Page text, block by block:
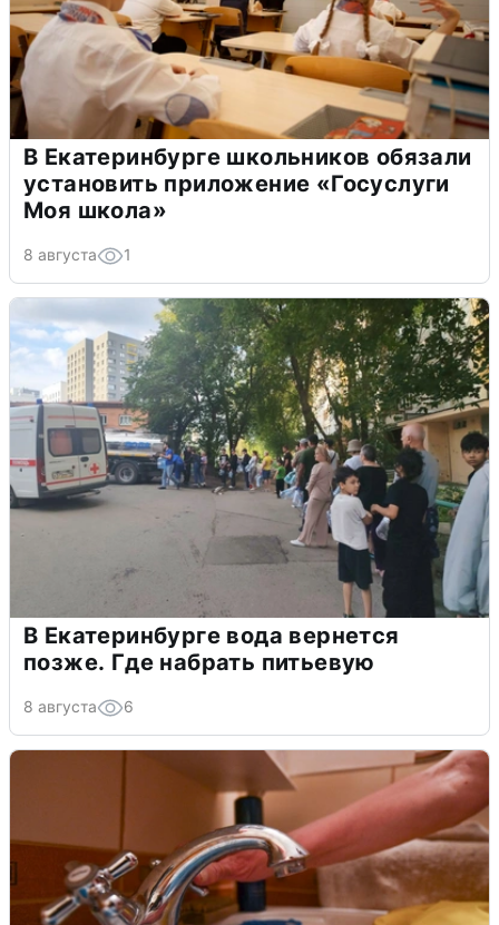
В Екатеринбурге школьников обязали
установить приложение «Госуслуги
Моя школа»
8 августа 1
В Екатеринбурге вода вернется
позже. Где набрать питьевую
8 августа 6